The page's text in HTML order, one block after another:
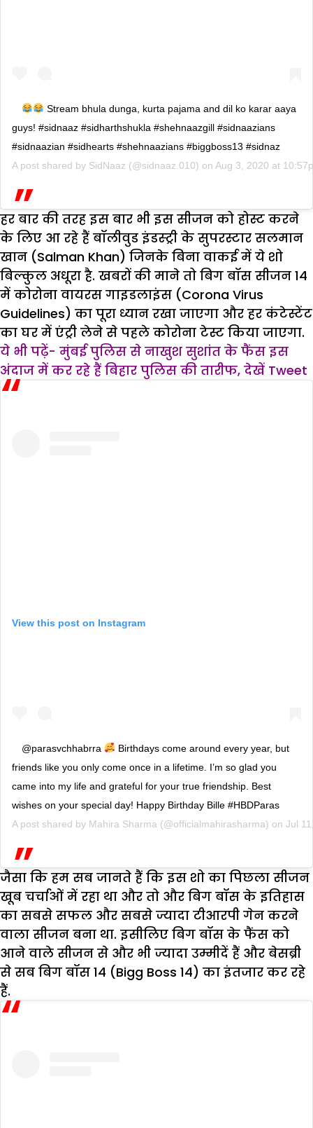
Stream bhula dunga, kurta pajama and dil ko karar aaya
guys! #sidnaaz #sidharthshukla #shehnaazgill #sidnaazians
#sidnaazian #sidhearts #shehnaazians #biggboss13 #sidnaz
A post shared by SidNaaz (@sidnaaz.010) on Aug 3, 2020 at
हर बार की तरह इस बार भी इस सीजन को होस्ट करने
के लिए आ रहे हैं बॉलीवुड इंडस्ट्री के सुपरस्टार सलमान
खान (Salman Khan) जिनके बिना वाकई में ये शो
बिल्कुल अधूरा है. खबरों की माने तो बिग बॉस सीजन 14
में कोरोना वायरस गाइडलाइंस (Corona Virus
Guidelines) का पूरा ध्यान रखा जाएगा और हर कंटेस्टेंट
का घर में एंट्री लेने से पहले कोरोना टेस्ट किया जाएगा.
ये भी पढ़ें- मुंबई पुलिस से नाखुश सुशांत के फैंस इस
अंदाज में कर रहे हैं बिहार पुलिस की तारीफ, देखें Tweet
View this post on Instagram
@parasvchhabrra
Birthdays come around every year, but
friends like you only come once in a lifetime. I’m so glad you
came into my life and grateful for your true friendship. Best
wishes on your special day! Happy Birthday Bille #HBDParas
A post shared by Mahira Sharma (@officialmahirasharma) on Jul
जैसा कि हम सब जानते हैं कि इस शो का पिछला सीजन
खूब चर्चाओं में रहा था और तो और बिग बॉस के इतिहास
का सबसे सफल और सबसे ज्यादा टीआरपी गेन करने
वाला सीजन बना था. इसीलिए बिग बॉस के फैंस को
आने वाले सीजन से और भी ज्यादा उम्मीदें हैं और बेसब्री
से सब बिग बॉस 14 (Bigg Boss 14) का इंतजार कर रहे
हैं.